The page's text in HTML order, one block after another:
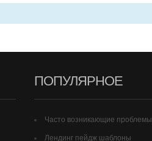
ПОПУЛЯРНОЕ
Часто возникающие проблемы
Лендинг пейдж шаблоны